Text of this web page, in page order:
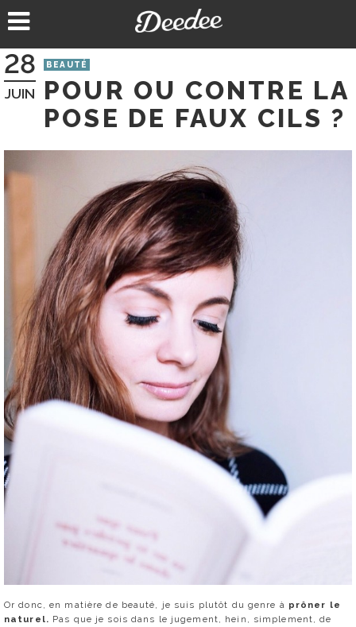
au
28
JUIN
BEAUTÉ
POUR OU CONTRE LA
POSE DE FAUX CILS ?
Or donc, en matière de beauté, je suis plutôt du genre à prôner le
naturel. Pas que je sois dans le jugement, hein, simplement, de